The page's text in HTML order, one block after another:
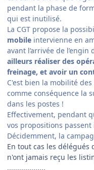
pendant la phase de
qui est inutilisé.
La CGT propose la
mobile intervienne en
avant l’arrivée de l’engin
ailleurs réaliser des
freinage, et avoir un
C'est bien la mobilité
comme conséquence la
dans les postes !
Effectivement, pendant
vos propositions passent
Décidemment, la
En tout cas les délégués
n'ont jamais reçu les
...................